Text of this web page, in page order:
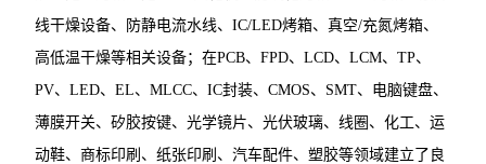
线干燥设备、防静电流水线、IC/LED烤箱、真空/充氮烤箱、
高低温干燥等相关设备；在PCB、FPD、LCD、LCM、TP、
PV、LED、EL、MLCC、IC封装、CMOS、SMT、电脑键盘、
薄膜开关、矽胶按键、光学镜片、光伏玻璃、线圈、化工、运
动鞋、商标印刷、纸张印刷、汽车配件、塑胶等领域建立了良